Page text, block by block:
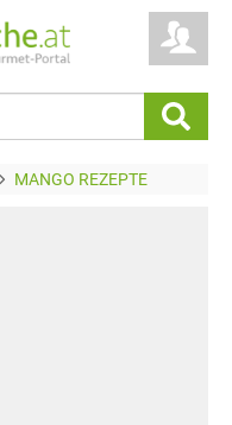
MANGO REZEPTE